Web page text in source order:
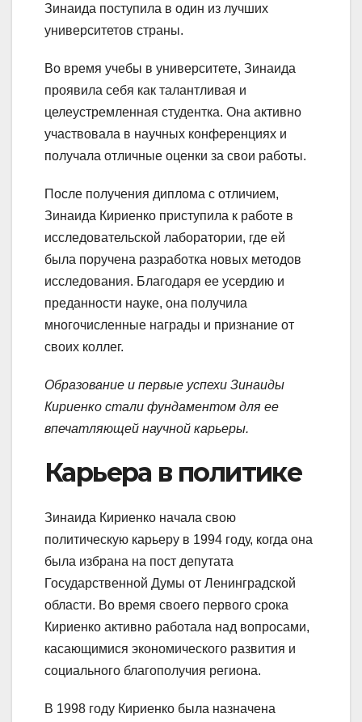
Зинаида поступила в один из лучших
университетов страны.
Во время учебы в университете, Зинаида
проявила себя как талантливая и
целеустремленная студентка. Она активно
участвовала в научных конференциях и
получала отличные оценки за свои работы.
После получения диплома с отличием,
Зинаида Кириенко приступила к работе в
исследовательской лаборатории, где ей
была поручена разработка новых методов
исследования. Благодаря ее усердию и
преданности науке, она получила
многочисленные награды и признание от
своих коллег.
Образование и первые успехи Зинаиды
Кириенко стали фундаментом для ее
впечатляющей научной карьеры.
Карьера в политике
Зинаида Кириенко начала свою
политическую карьеру в 1994 году, когда она
была избрана на пост депутата
Государственной Думы от Ленинградской
области. Во время своего первого срока
Кириенко активно работала над вопросами,
касающимися экономического развития и
социального благополучия региона.
В 1998 году Кириенко была назначена